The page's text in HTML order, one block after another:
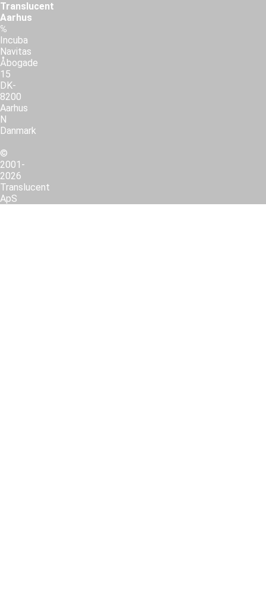
Translucent
Aarhus
℅
Incuba
Navitas
Åbogade
15
DK-
8200
Aarhus
N
Danmark
©
2001-
2026
Translucent
ApS